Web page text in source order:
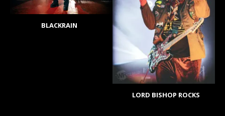
BLACKRAIN
LORD BISHOP ROCKS